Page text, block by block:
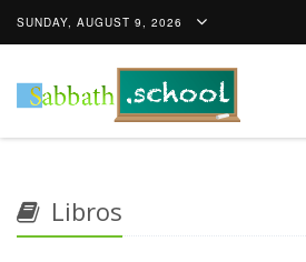
SUNDAY, AUGUST 9, 2026
Libros